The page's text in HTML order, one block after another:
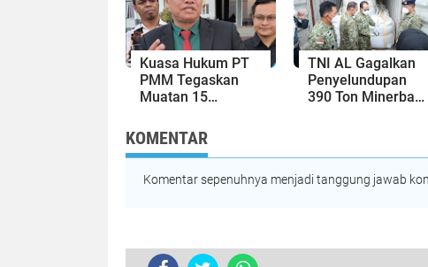
Sampai Tuntas
Kuasa Hukum PT
PMM Tegaskan
Muatan 15
Ditangkap TNI AL
Legal dan Lolos Uji
Laboratorium
TNI AL Gagalkan
Penyelundupan
390 Ton Minerba
Rupiah!
KOMENTAR
Komentar sepenuhnya menjadi tanggung jawab